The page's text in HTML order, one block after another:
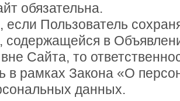
обязательна.
если Пользователь
в
Сайта, то
в рамках Закона «О
данных.